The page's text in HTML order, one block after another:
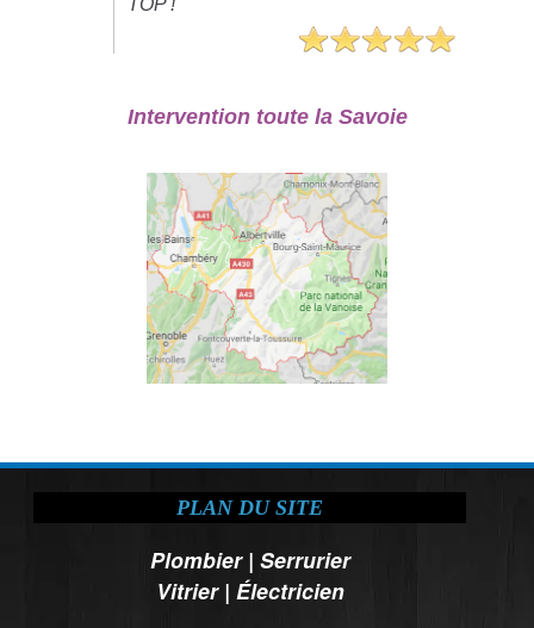
TOP !"
Intervention toute la Savoie
PLAN DU SITE
Plombier| Serrurier
Vitrier| Électricien